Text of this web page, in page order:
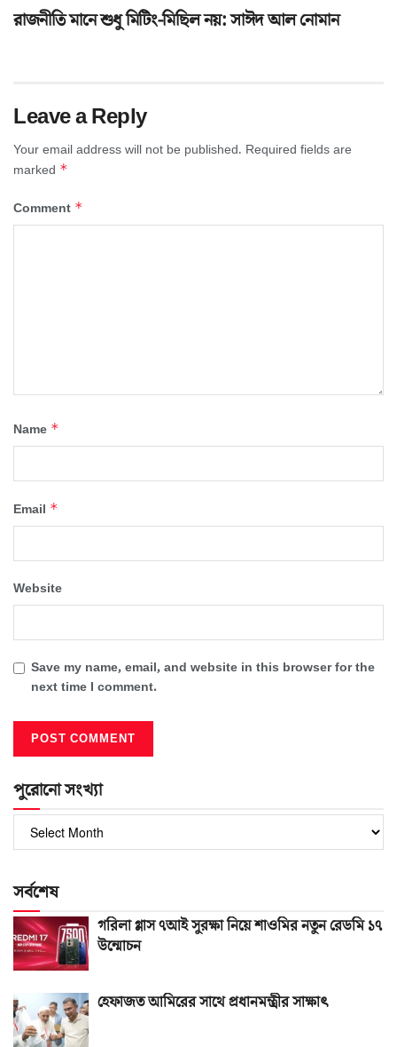
রাজনীতি মানে শুধু মিটিং-মিছিল নয়: সাঈদ আল নোমান
Leave a Reply
Your email address will not be published. Required fields are
marked *
Comment *
Name *
Email *
Website
Save my name, email, and website in this browser for the
next time I comment.
পুরোনো সংখ্যা
পুরোনো
সংখ্যা
সর্বশেষ
গরিলা গ্লাস ৭আই সুরক্ষা নিয়ে শাওমির নতুন রেডমি ১৭
উন্মোচন
হেফাজত আমিরের সাথে প্রধানমন্ত্রীর সাক্ষাৎ